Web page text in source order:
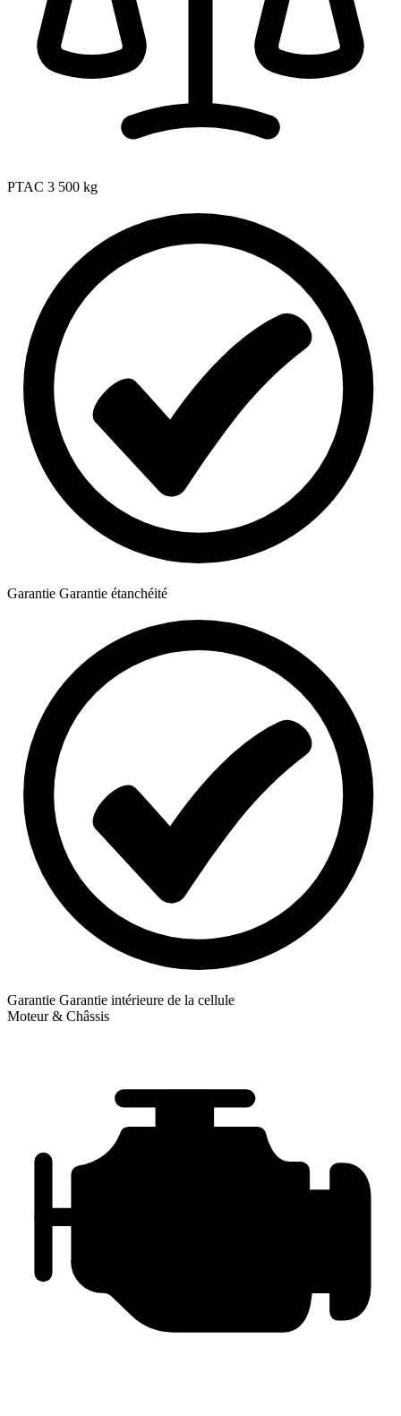
PTAC 3 500 kg
Garantie Garantie étanchéité
Garantie Garantie intérieure de la cellule
Moteur & Châssis